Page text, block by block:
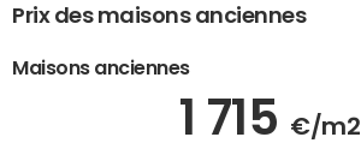
Prix des maisons anciennes
Maisons anciennes
1 715 €/m2